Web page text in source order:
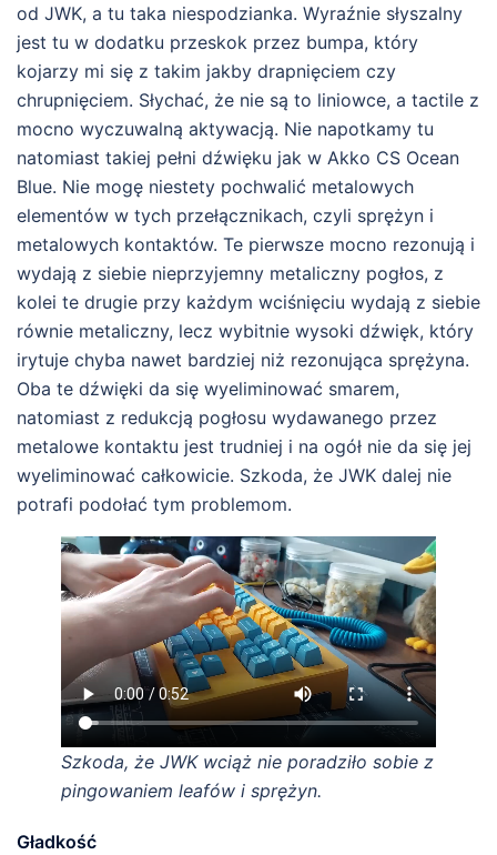
od JWK, a tu taka niespodzianka. Wyraźnie słyszalny
jest tu w dodatku przeskok przez bumpa, który
kojarzy mi się z takim jakby drapnięciem czy
chrupnięciem. Słychać, że nie są to liniowce, a tactile z
mocno wyczuwalną aktywacją. Nie napotkamy tu
natomiast takiej pełni dźwięku jak w Akko CS Ocean
Blue. Nie mogę niestety pochwalić metalowych
elementów w tych przełącznikach, czyli sprężyn i
metalowych kontaktów. Te pierwsze mocno rezonują i
wydają z siebie nieprzyjemny metaliczny pogłos, z
kolei te drugie przy każdym wciśnięciu wydają z siebie
równie metaliczny, lecz wybitnie wysoki dźwięk, który
irytuje chyba nawet bardziej niż rezonująca sprężyna.
Oba te dźwięki da się wyeliminować smarem,
natomiast z redukcją pogłosu wydawanego przez
metalowe kontaktu jest trudniej i na ogół nie da się jej
wyeliminować całkowicie. Szkoda, że JWK dalej nie
potrafi podołać tym problemom.
Szkoda, że JWK wciąż nie poradziło sobie z
pingowaniem leafów i sprężyn.
Gładkość